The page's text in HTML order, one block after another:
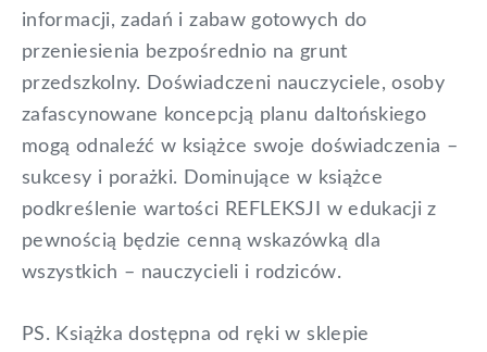
informacji, zadań i zabaw gotowych do
przeniesienia bezpośrednio na grunt
przedszkolny. Doświadczeni nauczyciele, osoby
zafascynowane koncepcją planu daltońskiego
mogą odnaleźć w książce swoje doświadczenia –
sukcesy i porażki. Dominujące w książce
podkreślenie wartości REFLEKSJI w edukacji z
pewnością będzie cenną wskazówką dla
wszystkich – nauczycieli i rodziców.
PS. Książka dostępna od ręki w sklepie